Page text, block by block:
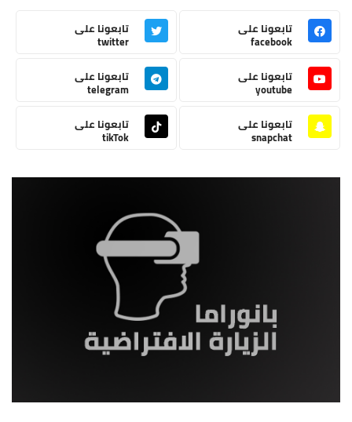
تابعونا على
facebook
تابعونا على
twitter
تابعونا على
youtube
تابعونا على
telegram
تابعونا على
snapchat
تابعونا على
tikTok